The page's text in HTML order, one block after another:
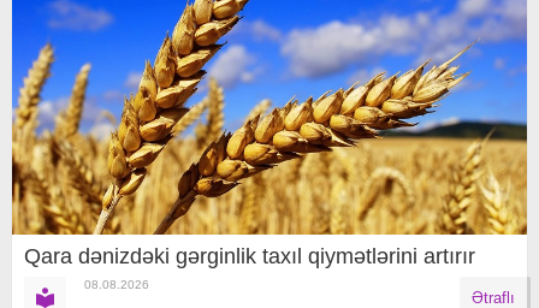
Qara dənizdəki gərginlik taxıl qiymətlərini artırır
08.08.2026
Ətraflı